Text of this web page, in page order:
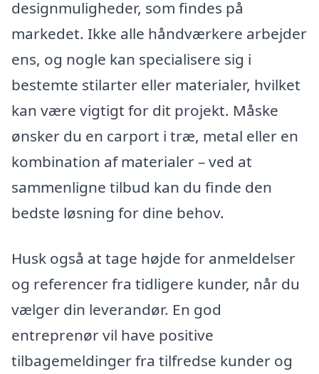
designmuligheder, som findes på
markedet. Ikke alle håndværkere arbejder
ens, og nogle kan specialisere sig i
bestemte stilarter eller materialer, hvilket
kan være vigtigt for dit projekt. Måske
ønsker du en carport i træ, metal eller en
kombination af materialer – ved at
sammenligne tilbud kan du finde den
bedste løsning for dine behov.
Husk også at tage højde for anmeldelser
og referencer fra tidligere kunder, når du
vælger din leverandør. En god
entreprenør vil have positive
tilbagemeldinger fra tilfredse kunder og